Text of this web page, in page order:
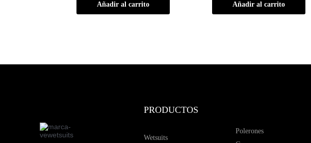
Añadir al carrito Añadir al carrito
PRODUCTOS
Wetsuits
Polerones